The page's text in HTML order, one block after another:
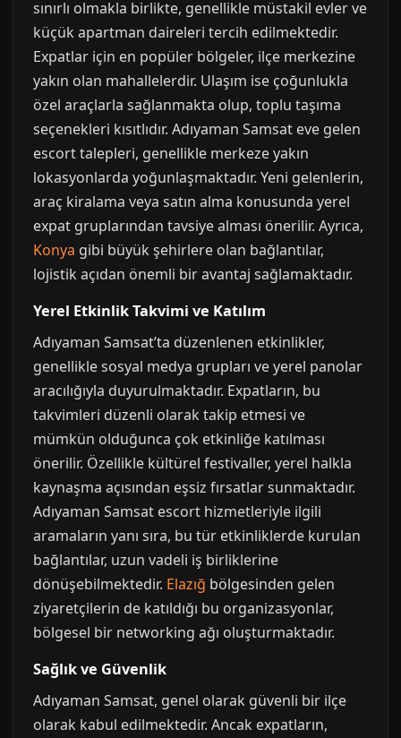
sınırlı olmakla birlikte, genellikle müstakil evler ve
küçük apartman daireleri tercih edilmektedir.
Expatlar için en popüler bölgeler, ilçe merkezine
yakın olan mahallelerdir. Ulaşım ise çoğunlukla
özel araçlarla sağlanmakta olup, toplu taşıma
seçenekleri kısıtlıdır. Adıyaman Samsat eve gelen
escort talepleri, genellikle merkeze yakın
lokasyonlarda yoğunlaşmaktadır. Yeni gelenlerin,
araç kiralama veya satın alma konusunda yerel
expat gruplarından tavsiye alması önerilir. Ayrıca,
Konya gibi büyük şehirlere olan bağlantılar,
lojistik açıdan önemli bir avantaj sağlamaktadır.
Yerel Etkinlik Takvimi ve Katılım
Adıyaman Samsat’ta düzenlenen etkinlikler,
genellikle sosyal medya grupları ve yerel panolar
aracılığıyla duyurulmaktadır. Expatların, bu
takvimleri düzenli olarak takip etmesi ve
mümkün olduğunca çok etkinliğe katılması
önerilir. Özellikle kültürel festivaller, yerel halkla
kaynaşma açısından eşsiz fırsatlar sunmaktadır.
Adıyaman Samsat escort hizmetleriyle ilgili
aramaların yanı sıra, bu tür etkinliklerde kurulan
bağlantılar, uzun vadeli iş birliklerine
dönüşebilmektedir. Elazığ bölgesinden gelen
ziyaretçilerin de katıldığı bu organizasyonlar,
bölgesel bir networking ağı oluşturmaktadır.
Sağlık ve Güvenlik
Adıyaman Samsat, genel olarak güvenli bir ilçe
olarak kabul edilmektedir. Ancak expatların,